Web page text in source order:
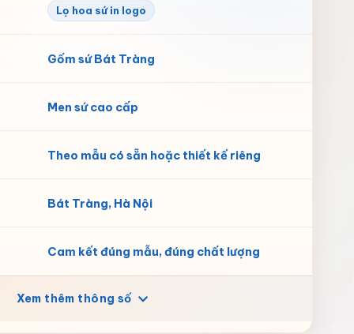
Lọ hoa sứ in logo
Gốm sứ Bát Tràng
Men sứ cao cấp
Theo mẫu có sẵn hoặc thiết kế riêng
Bát Tràng, Hà Nội
Cam kết đúng mẫu, đúng chất lượng
Xem thêm thông số